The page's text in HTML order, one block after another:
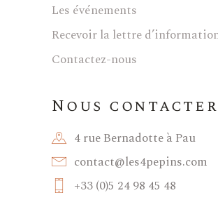
Les événements
Recevoir la lettre
Contactez-nous
Nous contacter
4 rue Bernadotte à Pau
contact@les4pepins.com
+33 (0)5 24 98 45 48